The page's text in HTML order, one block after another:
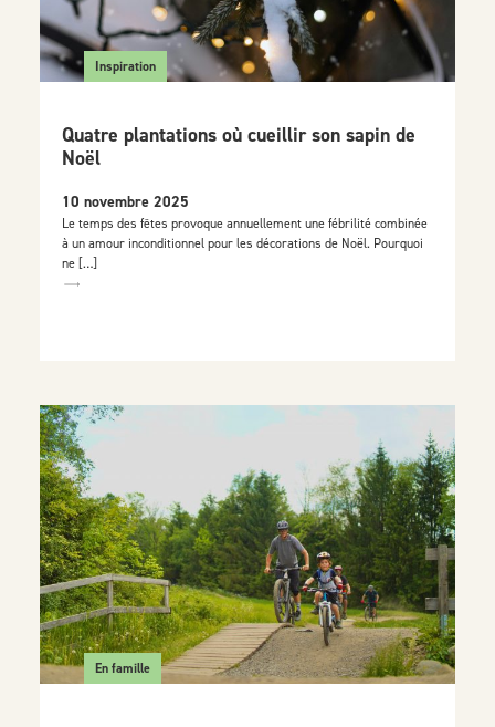
Inspiration
Quatre plantations où cueillir son sapin de
Noël
10 novembre 2025
Le temps des fêtes provoque annuellement une fébrilité combinée
à un amour inconditionnel pour les décorations de Noël. Pourquoi
ne […]
En famille